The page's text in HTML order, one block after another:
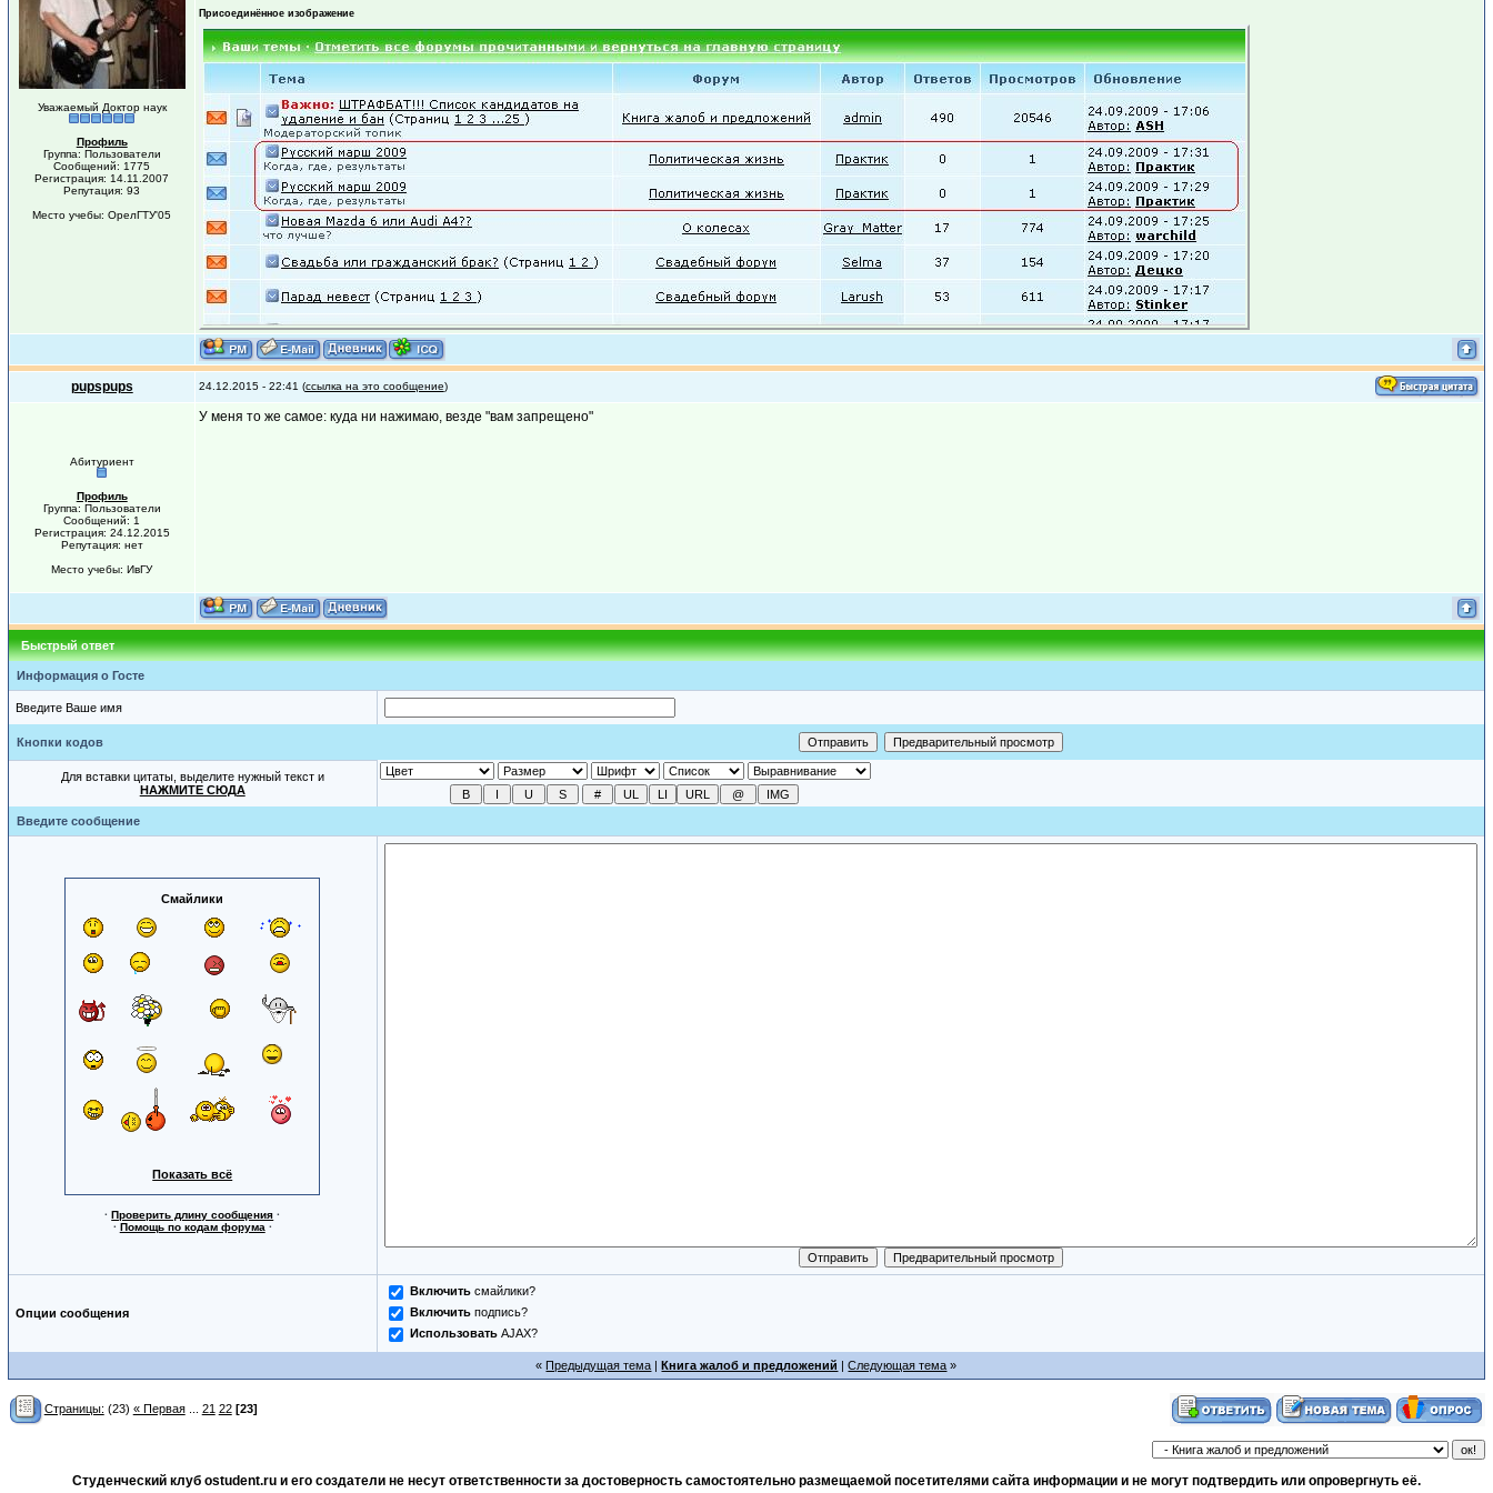
Уважаемый Доктор наук
Профиль
Группа: Пользователи
Сообщений: 1775
Регистрация: 14.11.2007
Репутация: 93
Место учебы: ОрелГТУ'05
Присоединённое изображение
pupspups 24.12.2015 - 22:41 (ссылка на это сообщение)
Абитуриент
Профиль
Группа: Пользователи
Сообщений: 1
Регистрация: 24.12.2015
Репутация: нет
Место учебы: ИвГУ
У меня то же самое: куда ни нажимаю, везде "вам запрещено"
Быстрый ответ
Информация о Госте
Введите Ваше имя
Кнопки кодов
Для вставки цитаты, выделите нужный текст и
НАЖМИТЕ СЮДА
Введите сообщение
Смайлики
Показать всё
·Проверить длину сообщения ·
· Помощь по кодам форума ·
Опции сообщения
Включитьсмайлики?
Включитьподпись?
ИспользоватьAJAX?
«Предыдущая тема |Книга жалоб и предложений |Следующая тема »
Страницы: (23) « Первая... 21 22 [23]
Студенческий клуб ostudent.ru и его создатели не несут ответственности за достоверность самостоятельно размещаемой посетителями сайта информации и не могут подтвердить или опровергнуть её.